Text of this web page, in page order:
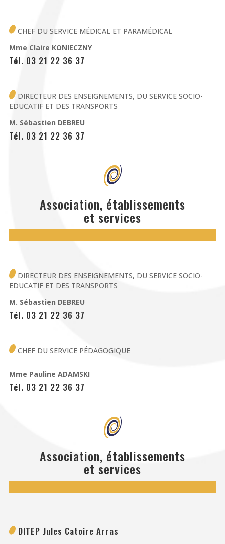
CHEF DU SERVICE MÉDICAL ET PARAMÉDICAL
Mme Claire KONIECZNY
Tél. 03 21 22 36 37
DIRECTEUR DES ENSEIGNEMENTS, DU SERVICE SOCIO-
EDUCATIF ET DES TRANSPORTS
M. Sébastien DEBREU
Tél. 03 21 22 36 37
Association, établissements
et services
DIRECTEUR DES ENSEIGNEMENTS, DU SERVICE SOCIO-
EDUCATIF ET DES TRANSPORTS
M. Sébastien DEBREU
Tél. 03 21 22 36 37
CHEF DU SERVICE PÉDAGOGIQUE
Mme Pauline ADAMSKI
Tél. 03 21 22 36 37
Association, établissements
et services
DITEP Jules Catoire Arras